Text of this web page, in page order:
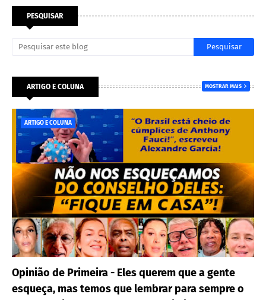
PESQUISAR
ARTIGO E COLUNA MOSTRAR MAIS
ARTIGO E COLUNA
Opinião de Primeira - Eles querem que a gente
esqueça, mas temos que lembrar para sempre o